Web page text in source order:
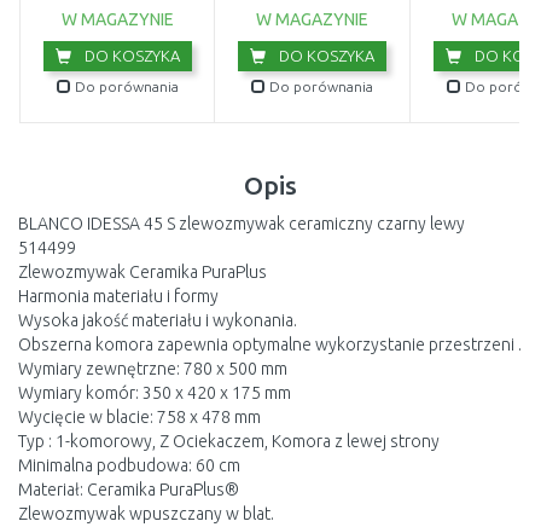
W MAGAZYNIE
DO KOSZYKA
Do porównania
W MAGAZYNIE
DO KOSZYKA
Do porównania
W
DO
Do
Opis
BLANCO IDESSA 45 S zlewozmywak ceramiczny czarny lewy
514499
Zlewozmywak Ceramika PuraPlus
Harmonia materiału i formy
Wysoka jakość materiału i wykonania.
Obszerna komora zapewnia optymalne wykorzystanie przestrzeni .
Wymiary zewnętrzne: 780 x 500 mm
Wymiary komór: 350 x 420 x 175 mm
Wycięcie w blacie: 758 x 478 mm
Typ : 1-komorowy, Z Ociekaczem, Komora z lewej strony
Minimalna podbudowa: 60 cm
Materiał: Ceramika PuraPlus®
Zlewozmywak wpuszczany w blat.